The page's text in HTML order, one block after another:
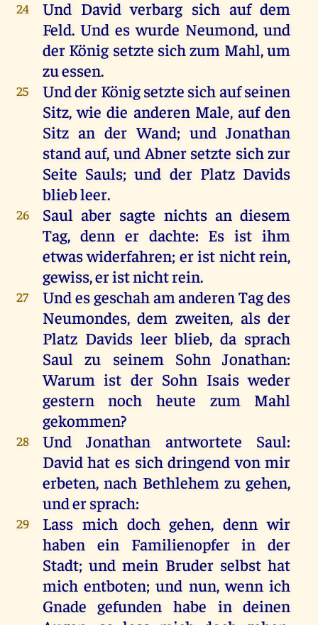
24 Und David verbarg sich auf dem
Feld. Und es wurde Neumond,und
der König setzte sichzum Mahl,um
zuessen.
25 Undder Königsetzte sichaufseinen
Sitz,wie die anderen Male, auf den
Sitz an der Wand;und Jonathan
standauf, und Abner setzte sichzur
Seite Sauls;und der Platz Davids
bliebleer.
26 Saul aber sagte nichts an diesem
Tag, denn er dachte: Es ist ihm
etwaswiderfahren; erist nichtrein,
gewiss,eristnichtrein.
27 UndesgeschahamanderenTagdes
Neumondes,dem zweiten, als der
Platz Davids leer blieb,da sprach
Saul zu seinem Sohn Jonathan:
Warum ist der Sohn Isais weder
gestern
noch heute zum
Mahl
gekommen?
28 Und Jonathan antwortete Saul:
David hat es sichdringendvon mir
erbeten,nach Bethlehem zu gehen,
undersprach:
29 Lass mich doch gehen,denn wir
haben einFamilienopferin der
Stadt;und mein Bruder selbst hat
mich entboten;und nun,wenn ich
Gnade gefunden habe in deinen